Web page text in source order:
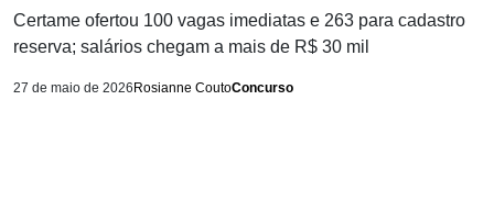
Certame ofertou 100 vagas imediatas e 263 para cadastro
reserva; salários chegam a mais de R$ 30 mil
27 de maio de 2026 Rosianne CoutoConcurso